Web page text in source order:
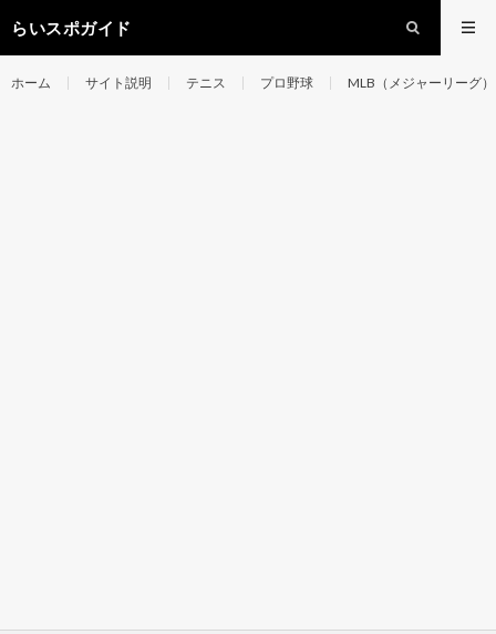
らいスポガイド
ホーム サイト説明 テニス プロ野球 MLB（メジャーリーグ）